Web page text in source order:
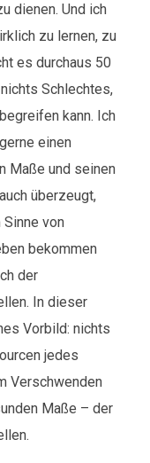
dienen. Und ich
zu lernen, zu
es durchaus 50
nichts Schlechtes,
kann. Ich
einen
Maße und seinen
überzeugt,
von
bekommen
der
In dieser
Vorbild: nichts
jedes
Verschwenden
Maße – der